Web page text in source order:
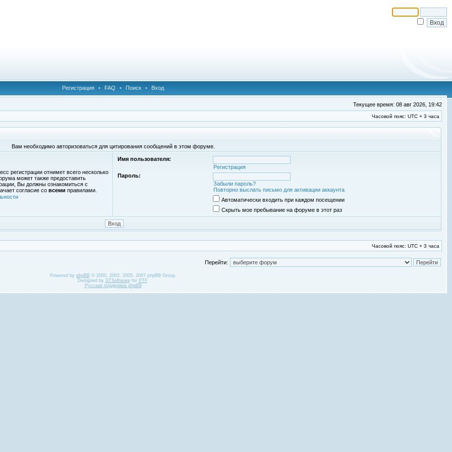
Регистрация • FAQ • Поиск • Вход
Текущее время: 08 авг 2026, 19:42
Часовой пояс: UTC + 3 часа
Вам необходимо авторизоваться для цитирования сообщений в этом форуме.
регистрации отнимет всего несколько
может также предоставить
Вы должны ознакомиться с
согласие со всеми правилами.
Имя пользователя:
Регистрация
Пароль:
Забыли пароль?
Повторно выслать письмо для активации аккаунта
Автоматически входить при каждом посещении
Скрыть мое пребывание на форуме в этот раз
Часовой пояс: UTC + 3 часа
Перейти:
Powered by phpBB© 2000, 2002, 2005, 2007 phpBB Group.
Designed by STSoftwarefor PTF.
Русская поддержка phpBB